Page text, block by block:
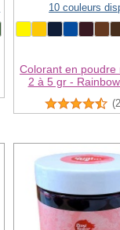
10 couleurs
Colorant en poudre
2 à 5 gr -